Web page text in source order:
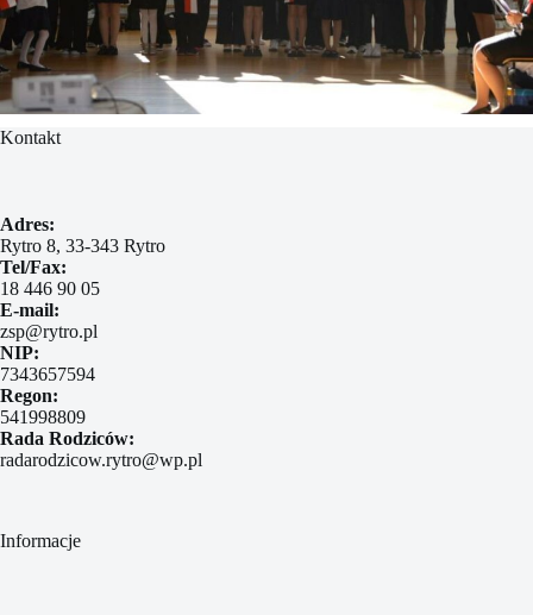
Kontakt
Adres:
Rytro 8, 33-343 Rytro
Tel/Fax:
18 446 90 05
E-mail:
zsp@rytro.pl
NIP:
7343657594
Regon:
541998809
Rada Rodziców:
radarodzicow.rytro@wp.pl
Informacje